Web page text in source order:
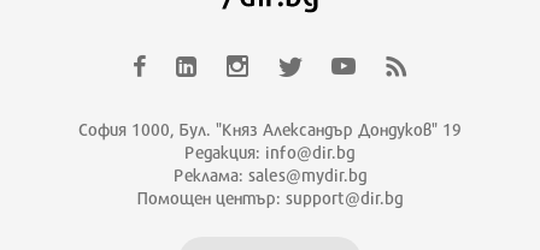
София 1000, Бул. "Княз Александър Дондуков" 19
Редакция: info@dir.bg
Реклама: sales@mydir.bg
Помощен център: support@dir.bg